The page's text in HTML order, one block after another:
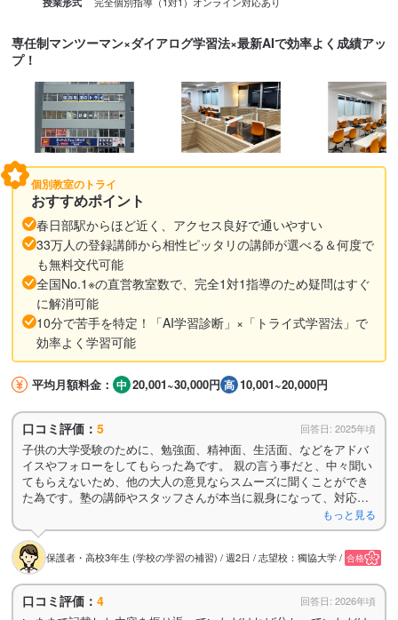
専任制マンツーマン×ダイアログ学習法×最新AIで効率よく成績アッ
プ！
個別教室のトライ
おすすめポイント
春日部駅からほど近く、アクセス良好で通いやすい
33万人の登録講師から相性ピッタリの講師が選べる＆何度で
も無料交代可能
全国No.1※の直営教室数で、完全1対1指導のため疑問はすぐ
に解消可能
10分で苦手を特定！「AI学習診断」×「トライ式学習法」で
効率よく学習可能
平均月額料金： 20,001~30,000円 10,001~20,000円
口コミ評価： 5 回答日: 2025年頃
子供の大学受験のために、勉強面、精神面、生活面、などをアドバ
イスやフォローをしてもらった為です。 親の言う事だと、中々聞い
てもらえないため、他の大人の意見ならスムーズに聞くことができ
た為です。塾の講師やスタッフさんが本当に親身になって、対応を
もっと見る
保護者・高校3年生 (学校の学習の補習) / 週2日 / 志望校：獨協大学 / 合格
口コミ評価： 4 回答日: 2026年頃